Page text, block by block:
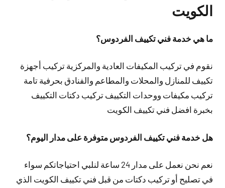
الكويت
ما هي خدمة فني تكييف الفردوس؟
نقوم في تركيب المكيفات العادية والمركزية تركيب أجهزة
تكييف للمنازل والمحلات والمطاعم والفنادق بحرفية تامة
تركيب مكيفات ووحدات التكييف تركيب دكتات التكييف
بخبرة افضل فني تكييف الكويت
هل خدمة فني تكييف الفردوس متوفرة على مدار اليوم؟
نعم نحن نعمل على مدار 24 ساعة لنلبي احتياجاتكم سواء
في تصليح أو تركيب دكتات من قبل فني تكييف الكويت الذي